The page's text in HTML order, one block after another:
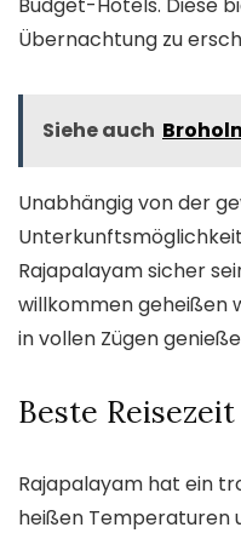
Übernachtung zu
Siehe auch
Unabhängig von der
Rajapalayam sicher
willkommen geheißen
in vollen Zügen
Beste
Rajapalayam hat ein
heißen Temperaturen